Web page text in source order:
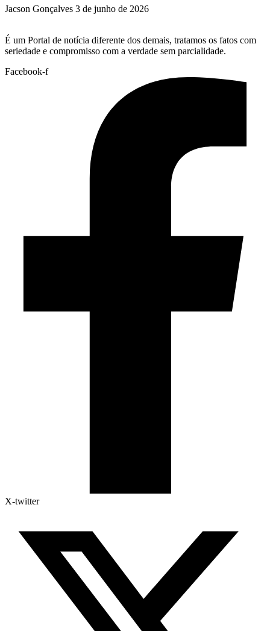
Jacson Gonçalves 3 de junho de 2026
É um Portal de notícia diferente dos demais, tratamos os fatos com
seriedade e compromisso com a verdade sem parcialidade.
Facebook-f
X-twitter